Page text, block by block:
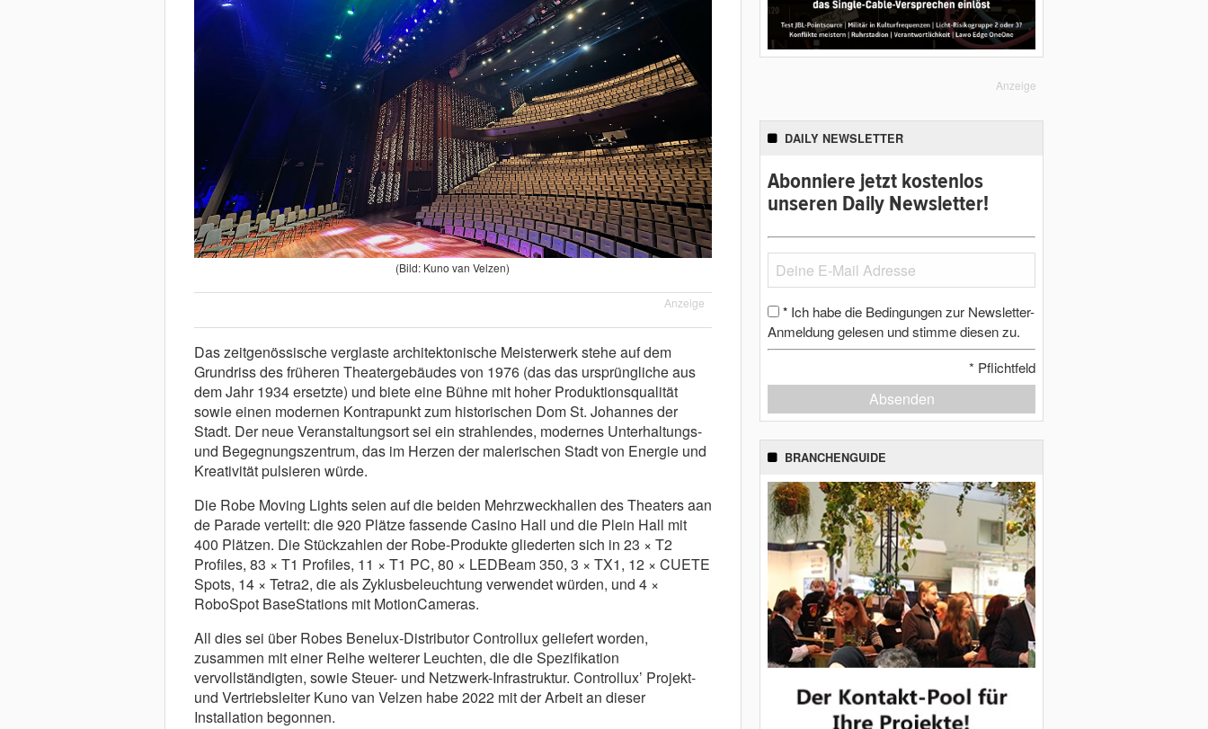
(Bild: Kuno van Velzen)
Anzeige
Das zeitgenössische verglaste architektonische Meisterwerk stehe auf dem
Grundriss des früheren Theatergebäudes von 1976 (das das ursprüngliche aus
dem Jahr 1934 ersetzte) und biete eine Bühne mit hoher Produktionsqualität
sowie einen modernen Kontrapunkt zum historischen Dom St. Johannes der
Stadt. Der neue Veranstaltungsort sei ein strahlendes, modernes Unterhaltungs-
und Begegnungszentrum, das im Herzen der malerischen Stadt von Energie und
Kreativität pulsieren würde.
Die Robe Moving Lights seien auf die beiden Mehrzweckhallen des Theaters aan
de Parade verteilt: die 920 Plätze fassende Casino Hall und die Plein Hall mit
400 Plätzen. Die Stückzahlen der Robe-Produkte gliederten sich in 23 × T2
Profiles, 83 × T1 Profiles, 11 × T1 PC, 80 × LEDBeam 350, 3 × TX1, 12 × CUETE
Spots, 14 × Tetra2, die als Zyklusbeleuchtung verwendet würden, und 4 ×
RoboSpot BaseStations mit MotionCameras.
All dies sei über Robes Benelux-Distributor Controllux geliefert worden,
zusammen mit einer Reihe weiterer Leuchten, die die Spezifikation
vervollständigten, sowie Steuer- und Netzwerk-Infrastruktur. Controllux’ Projekt-
und Vertriebsleiter Kuno van Velzen habe 2022 mit der Arbeit an dieser
Installation begonnen.
Anzeige
DAILY NEWSLETTER
Abonniere jetzt kostenlos
unseren Daily Newsletter!
* Ich habe die Bedingungen zur Newsletter-
Anmeldung gelesen und stimme diesen zu.
* Pflichtfeld
Absenden
BRANCHENGUIDE